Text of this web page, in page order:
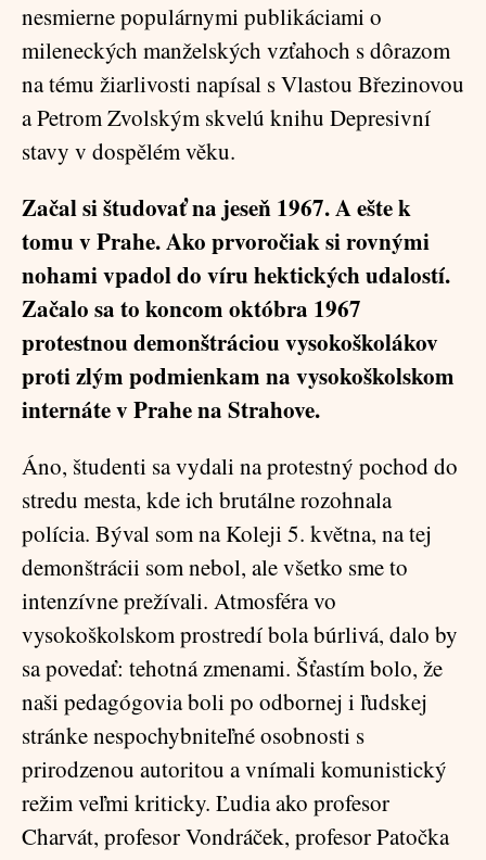
nesmierne populárnymi publikáciami o
mileneckých manželských vzťahoch s dôrazom
na tému žiarlivosti napísal s Vlastou Březinovou
a Petrom Zvolským skvelú knihu Depresivní
stavy v dospělém věku.
Začal si študovať na jeseň 1967. A ešte k
tomu v Prahe. Ako prvoročiak si rovnými
nohami vpadol do víru hektických udalostí.
Začalo sa to koncom októbra 1967
protestnou demonštráciou vysokoškolákov
proti zlým podmienkam na vysokoškolskom
internáte v Prahe na Strahove.
Áno, študenti sa vydali na protestný pochod do
stredu mesta, kde ich brutálne rozohnala
polícia. Býval som na Koleji 5. května, na tej
demonštrácii som nebol, ale všetko sme to
intenzívne prežívali. Atmosféra vo
vysokoškolskom prostredí bola búrlivá, dalo by
sa povedať: tehotná zmenami. Šťastím bolo, že
naši pedagógovia boli po odbornej i ľudskej
stránke nespochybniteľné osobnosti s
prirodzenou autoritou a vnímali komunistický
režim veľmi kriticky. Ľudia ako profesor
Charvát, profesor Vondráček, profesor Patočka